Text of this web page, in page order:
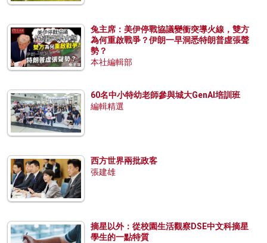
兔主席：美伊停戰協議變衝突導火線，雙方
為何重啟戰爭？伊朗一早洞悉特朗普虛張聲
勢？
本社編輯部
60名中小特幼老師參與城大GenAI培訓班
編輯精選
西方世界兩批政客
張建雄
摘星以外：從校園生活觀察DSE中文科摘星
學生的一點特質